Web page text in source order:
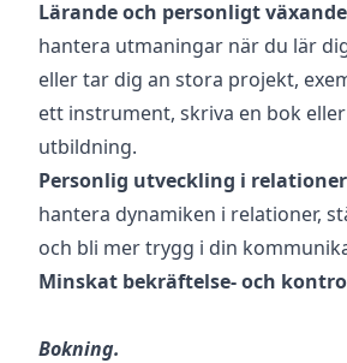
Lärande och personligt växande
hantera utmaningar när du lär
eller tar dig an stora projekt,
ett instrument, skriva en bok
utbildning.
Personlig utveckling i relationer
hantera dynamiken i relationer,
och bli mer trygg i din
Minskat bekräftelse- och
Bokning.